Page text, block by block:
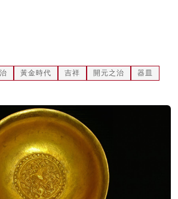
黃金時代 吉祥 開元之治
器皿